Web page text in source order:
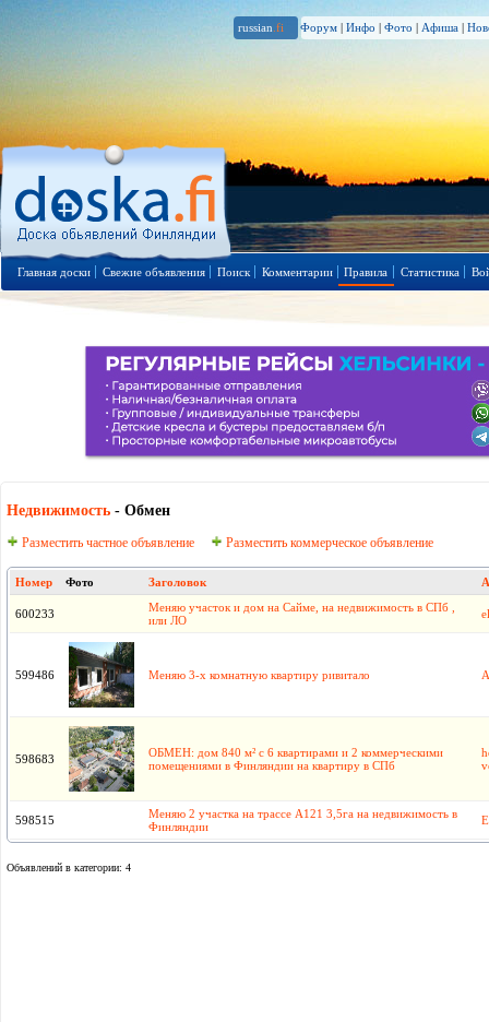
russian .fi Форум | Инфо | Фото | Афиша |
Главная доски Свежие объявления Поиск Комментарии Правила Статистика
Недвижимость - Обмен
Разместить частное объявление Разместить коммерческое объявление
Номер Фото Заголовок
600233
Меняю участок и дом на Сайме, на недвижимость в СПб ,
или ЛО
599486 Меняю 3-х комнатную квартиру ривитало
598683
ОБМЕН: дом 840 м² с 6 квартирами и 2 коммерческими
помещениями в Финляндии на квартиру в СПб
598515
Меняю 2 участка на трассе А121 3,5га на недвижимость в
Финляндии
Объявлений в категории: 4